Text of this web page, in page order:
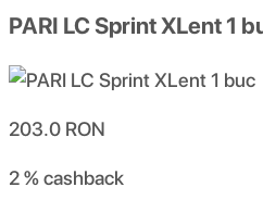
PARI LC Sprint XLent 1
203.0 RON
2 %cashback